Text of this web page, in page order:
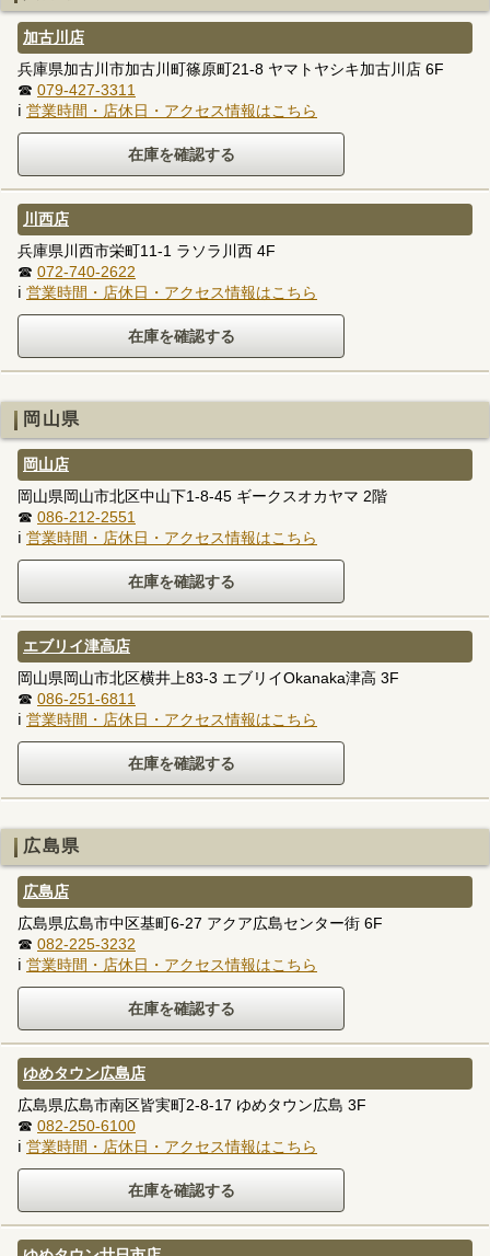
加古川店
兵庫県加古川市加古川町篠原町21-8 ヤマトヤシキ加古川店 6F
☎ 079-427-3311
ℹ 営業時間・店休日・アクセス情報はこちら
川西店
兵庫県川西市栄町11-1 ラソラ川西 4F
☎ 072-740-2622
ℹ 営業時間・店休日・アクセス情報はこちら
岡山県
岡山店
岡山県岡山市北区中山下1-8-45 ギークスオカヤマ 2階
☎ 086-212-2551
ℹ 営業時間・店休日・アクセス情報はこちら
エブリイ津高店
岡山県岡山市北区横井上83-3 エブリイOkanaka津高 3F
☎ 086-251-6811
ℹ 営業時間・店休日・アクセス情報はこちら
広島県
広島店
広島県広島市中区基町6-27 アクア広島センター街 6F
☎ 082-225-3232
ℹ 営業時間・店休日・アクセス情報はこちら
ゆめタウン広島店
広島県広島市南区皆実町2-8-17 ゆめタウン広島 3F
☎ 082-250-6100
ℹ 営業時間・店休日・アクセス情報はこちら